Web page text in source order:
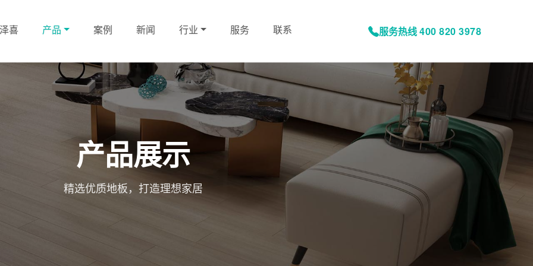
泽喜 产品 案例 新闻 行业 服务 联系 服务热线400 820 3978
产品展示
精选优质地板，打造理想家居